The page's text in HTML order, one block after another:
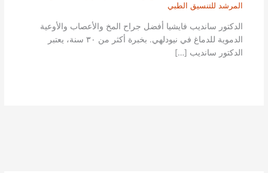
المرشد للتنسيق الطبي
الدكتور سانديب فايشيا أفضل جراح المخ والأعصاب والأوعية
الدموية للدماغ في نيودلهي. بخبرة أكثر من ٣٠ سنة، يعتبر
الدكتور سانديب […]